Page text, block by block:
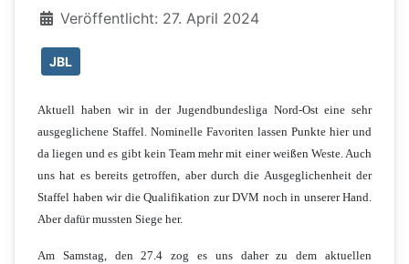
Veröffentlicht: 27. April 2024
JBL
Aktuell haben wir in der Jugendbundesliga Nord-Ost eine sehr
ausgeglichene Staffel. Nominelle Favoriten lassen Punkte hier und
da liegen und es gibt kein Team mehr mit einer weißen Weste. Auch
uns hat es bereits getroffen, aber durch die Ausgeglichenheit der
Staffel haben wir die Qualifikation zur DVM noch in unserer Hand.
Aber dafür mussten Siege her.
Am Samstag, den 27.4 zog es uns daher zu dem aktuellen